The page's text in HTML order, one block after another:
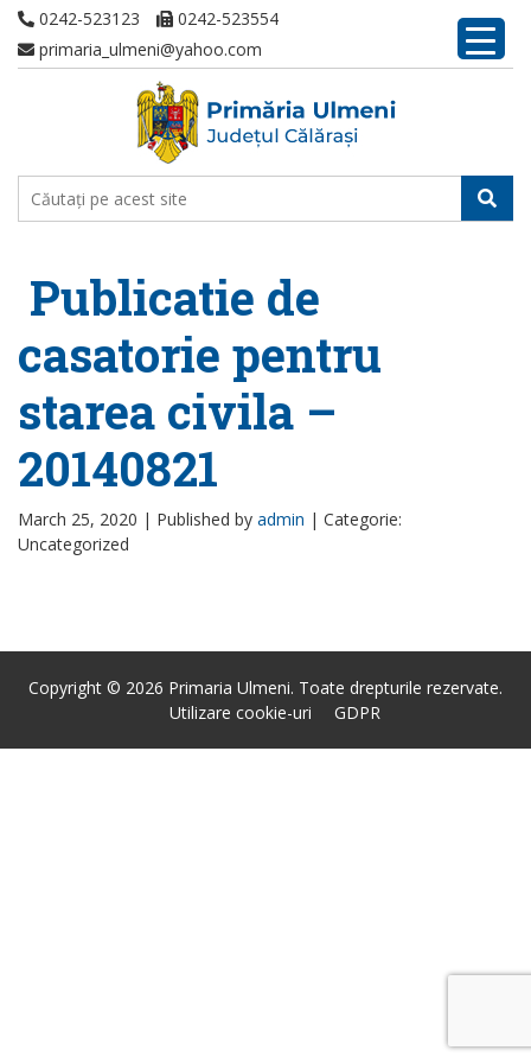
0242-523123
0242-523554
primaria_ulmeni@yahoo.com
Publicatie de
casatorie pentru
starea civila –
20140821
March 25, 2020 | Published by admin | Categorie:
Uncategorized
Copyright © 2026 Primaria Ulmeni. Toate drepturile rezervate.
Utilizare cookie-uri
GDPR